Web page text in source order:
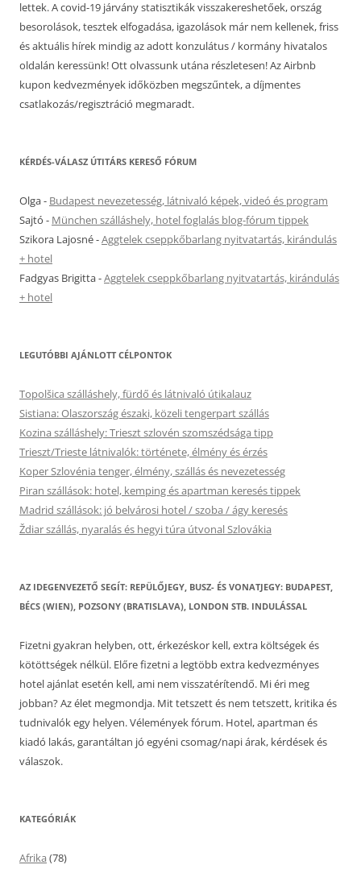
lettek. A covid-19 járvány statisztikák visszakereshetőek, ország
besorolások, tesztek elfogadása, igazolások már nem kellenek, friss
és aktuális hírek mindig az adott konzulátus / kormány hivatalos
oldalán keressünk! Ott olvassunk utána részletesen! Az Airbnb
kupon kedvezmények időközben megszűntek, a díjmentes
csatlakozás/regisztráció megmaradt.
KÉRDÉS-VÁLASZ ÚTITÁRS KERESŐ FÓRUM
Olga- Budapest nevezetesség, látnivaló képek, videó és program
Sajtó - München szálláshely, hotel foglalás blog-fórum tippek
Szikora Lajosné-Aggtelek cseppkőbarlang nyitvatartás, kirándulás
+ hotel
Fadgyas Brigitta-Aggtelek cseppkőbarlang nyitvatartás, kirándulás
+ hotel
LEGUTÓBBI AJÁNLOTT CÉLPONTOK
Topolšica szálláshely, fürdő és látnivaló útikalauz
Sistiana: Olaszország északi, közeli tengerpart szállás
Kozina szálláshely: Trieszt szlovén szomszédsága tipp
Trieszt/Trieste látnivalók: története, élmény és érzés
Koper Szlovénia tenger, élmény, szállás és nevezetesség
Piran szállások: hotel, kemping és apartman keresés tippek
Madrid szállások: jó belvárosi hotel / szoba / ágy keresés
Ždiar szállás, nyaralás és hegyi túra útvonal Szlovákia
AZ IDEGENVEZETŐ SEGÍT: REPÜLŐJEGY, BUSZ- ÉS VONATJEGY: BUDAPEST,
BÉCS (WIEN), POZSONY (BRATISLAVA), LONDON STB. INDULÁSSAL
Fizetni gyakran helyben, ott, érkezéskor kell, extra költségek és
kötöttségek nélkül. Előre fizetni a legtöbb extra kedvezményes
hotel ajánlat esetén kell, ami nem visszatérítendő. Mi éri meg
jobban? Az élet megmondja. Mit tetszett és nem tetszett, kritika és
tudnivalók egy helyen. Vélemények fórum. Hotel, apartman és
kiadó lakás, garantáltan jó egyéni csomag/napi árak, kérdések és
válaszok.
KATEGÓRIÁK
Afrika (78)